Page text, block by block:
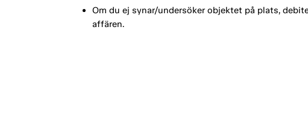
Om du ej synar/undersöker objektet på plats,
affären.